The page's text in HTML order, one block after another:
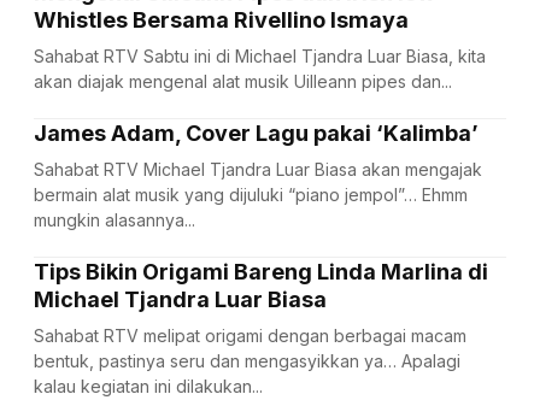
Whistles Bersama Rivellino Ismaya
Sahabat RTV Sabtu ini di Michael Tjandra Luar Biasa, kita
akan diajak mengenal alat musik Uilleann pipes dan...
James Adam, Cover Lagu pakai ‘Kalimba’
Sahabat RTV Michael Tjandra Luar Biasa akan mengajak
bermain alat musik yang dijuluki “piano jempol”… Ehmm
mungkin alasannya...
Tips Bikin Origami Bareng Linda Marlina di
Michael Tjandra Luar Biasa
Sahabat RTV melipat origami dengan berbagai macam
bentuk, pastinya seru dan mengasyikkan ya… Apalagi
kalau kegiatan ini dilakukan...